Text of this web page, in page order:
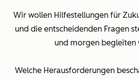
Wir wollen Hilfestellungen für
und die entscheidenden Fragen
und morgen begleiten
Welche Herausforderungen